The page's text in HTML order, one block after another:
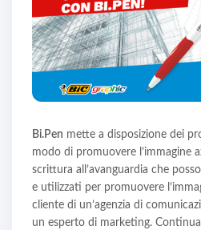
Bi.Pen mette a disposizione dei
modo di promuovere l’immagine
scrittura all’avanguardia che
e utilizzati per promuovere
cliente di un’agenzia di
un esperto di marketing.